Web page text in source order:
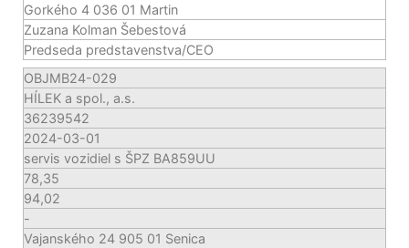
Gorkého 4 036 01 Martin
Zuzana Kolman Šebestová
Predseda predstavenstva/CEO
OBJMB24-029
HÍLEK a spol., a.s.
36239542
2024-03-01
servis vozidiel s ŠPZ BA859UU
78,35
94,02
-
Vajanského 24 905 01 Senica